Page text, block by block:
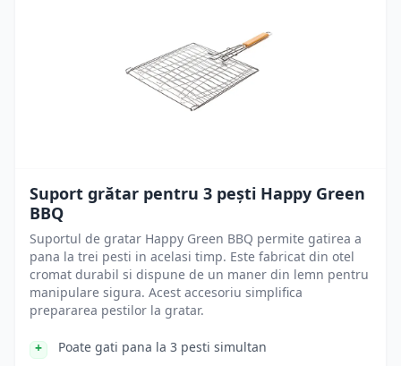
Suport grătar pentru 3 pești Happy Green
BBQ
Suportul de gratar Happy Green BBQ permite gatirea a
pana la trei pesti in acelasi timp. Este fabricat din otel
cromat durabil si dispune de un maner din lemn pentru
manipulare sigura. Acest accesoriu simplifica
prepararea pestilor la gratar.
Poate gati pana la 3 pesti simultan